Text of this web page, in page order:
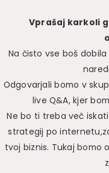
Vprašaj karkoli
Na čisto vse boš
Odgovarjali bomo v
live Q&A, kjer
Ne bo ti treba več
strategij po
tvoj biznis. Tukaj bomo